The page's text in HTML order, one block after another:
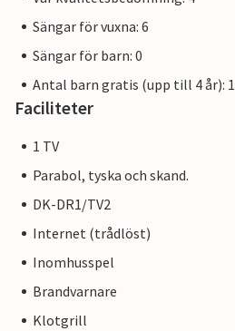
Sängar för vuxna: 6
Sängar för barn: 0
Antal barn gratis (upp till 4 år): 1
Faciliteter
1 TV
Parabol, tyska och skand.
DK-DR1/TV2
Internet (trådlöst)
Inomhusspel
Brandvarnare
Klotgrill